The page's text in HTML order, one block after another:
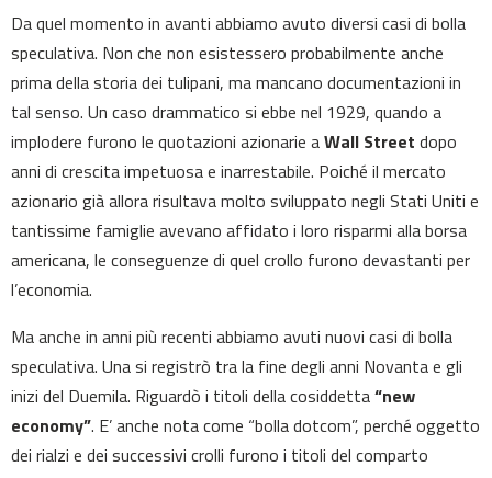
Da quel momento in avanti abbiamo avuto diversi casi di bolla
speculativa. Non che non esistessero probabilmente anche
prima della storia dei tulipani, ma mancano documentazioni in
tal senso. Un caso drammatico si ebbe nel 1929, quando a
implodere furono le quotazioni azionarie aWall Street dopo
anni di crescita impetuosa e inarrestabile. Poiché il mercato
azionario già allora risultava molto sviluppato negli Stati Uniti e
tantissime famiglie avevano affidato i loro risparmi alla borsa
americana, le conseguenze di quel crollo furono devastanti per
l’economia.
Ma anche in anni più recenti abbiamo avuti nuovi casi di bolla
speculativa. Una si registrò tra la fine degli anni Novanta e gli
inizi del Duemila. Riguardò i titoli della cosiddetta“new
economy”. E’ anche nota come “bolla dotcom”, perché oggetto
dei rialzi e dei successivi crolli furono i titoli del comparto